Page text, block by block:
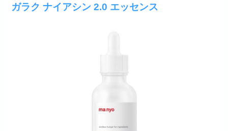
ガラク ナイアシン 2.0 エッセンス